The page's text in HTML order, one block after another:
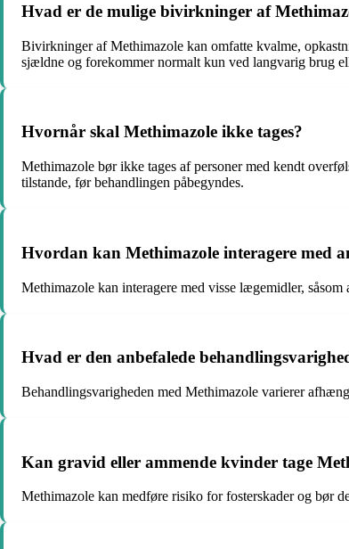
Hvad er de mulige bivirkninger af
Bivirkninger af Methimazole kan omfatte kvalme,
sjældne og forekommer normalt kun ved langvarig brug
Hvornår skal Methimazole ikke tages?
Methimazole bør ikke tages af personer med kendt
tilstande, før behandlingen påbegyndes.
Hvordan kan Methimazole interagere med
Methimazole kan interagere med visse lægemidler,
Hvad er den anbefalede
Behandlingsvarigheden med Methimazole varierer
Kan gravid eller ammende kvinder tage
Methimazole kan medføre risiko for fosterskader og bør